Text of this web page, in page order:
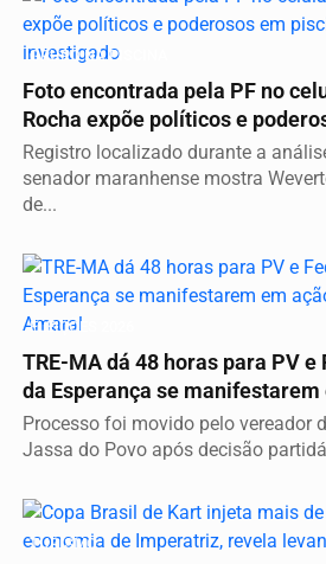
GRUPO NA PISCINA
Foto encontrada pela PF no
Rocha expõe políticos e
Registro localizado durante a
senador maranhense mostra
de...
ELEIÇÕES 2026
TRE-MA dá 48 horas para PV e
da Esperança se manifestarem
Processo foi movido pelo vereador
Jassa do Povo após decisão
TURISMO